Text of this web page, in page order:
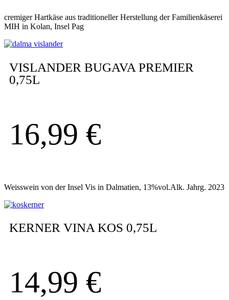
cremiger Hartkäse aus traditioneller Herstellung der Familienkäserei
MIH in Kolan, Insel Pag
VISLANDER BUGAVA PREMIER
0,75L
16,99 €
Weisswein von der Insel Vis in Dalmatien, 13%vol.Alk. Jahrg. 2023
KERNER VINA KOS 0,75L
14,99 €